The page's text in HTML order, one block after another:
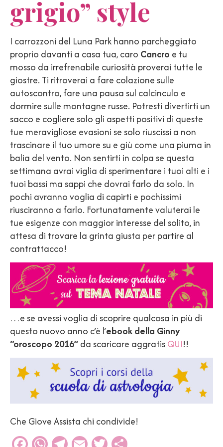
grigio” style
I carrozzoni del Luna Park hanno parcheggiato
proprio davanti a casa tua, caro Cancro e tu
mosso da irrefrenabile curiosità proverai tutte le
giostre. Ti ritroverai a fare colazione sulle
autoscontro, fare una pausa sul calcinculo e
dormire sulle montagne russe. Potresti divertirti un
sacco e cogliere solo gli aspetti positivi di queste
tue meravigliose evasioni se solo riuscissi a non
trascinare il tuo umore su e giù come una piuma in
balia del vento. Non sentirti in colpa se questa
settimana avrai viglia di sperimentare i tuoi alti e i
tuoi bassi ma sappi che dovrai farlo da solo. In
pochi avranno voglia di capirti e pochissimi
riusciranno a farlo. Fortunatamente valuterai le
tue esigenze con maggior interesse del solito, in
attesa di trovare la grinta giusta per partire al
contrattacco!
…e se avessi voglia di scoprire qualcosa in più di
questo nuovo anno c’è l’ebook della Ginny
“oroscopo 2016”da scaricare aggratisQUI!!
Che Giove Assista chi condivide!